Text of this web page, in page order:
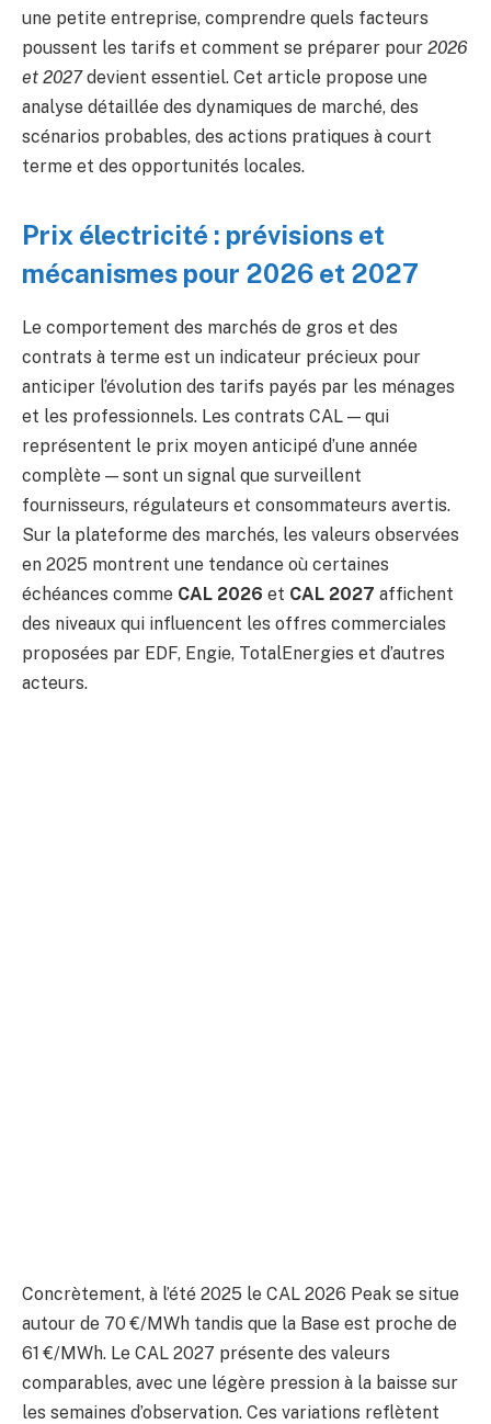
une petite entreprise, comprendre quels facteurs
poussent les tarifs et comment se préparer pour 2026
et 2027devient essentiel. Cet article propose une
analyse détaillée des dynamiques de marché, des
scénarios probables, des actions pratiques à court
terme et des opportunités locales.
Prix électricité : prévisions et
mécanismes pour 2026 et 2027
Le comportement des marchés de gros et des
contrats à terme est un indicateur précieux pour
anticiper l’évolution des tarifs payés par les ménages
et les professionnels. Les contrats CAL — qui
représentent le prix moyen anticipé d’une année
complète — sont un signal que surveillent
fournisseurs, régulateurs et consommateurs avertis.
Sur la plateforme des marchés, les valeurs observées
en 2025 montrent une tendance où certaines
échéances comme CAL 2026 et CAL 2027 affichent
des niveaux qui influencent les offres commerciales
proposées par EDF, Engie, TotalEnergies et d’autres
acteurs.
Concrètement, à l’été 2025 le CAL 2026 Peak se situe
autour de 70 €/MWh tandis que la Base est proche de
61 €/MWh. Le CAL 2027 présente des valeurs
comparables, avec une légère pression à la baisse sur
les semaines d’observation. Ces variations reflètent